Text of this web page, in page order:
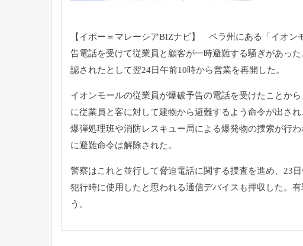
【イポー＝マレーシアBIZナビ】 ペラ州にある「イオン
告電話を受けて従業員と顧客が一時避難する騒ぎがあった
認されたとして翌24日午前10時から営業を再開した。
イオンモールの従業員が爆破予告の電話を受けたことから
に従業員と客に対して建物から避難するよう命令が出さ れ
爆弾処理班や消防レスキュー局による爆発物の捜索が行わ
に避難命令は解除された。
警察はこれと並行して脅迫電話に関する捜査を進め、 23
犯行時に使用したと思われる通信デバイスも押収した。 有
う。